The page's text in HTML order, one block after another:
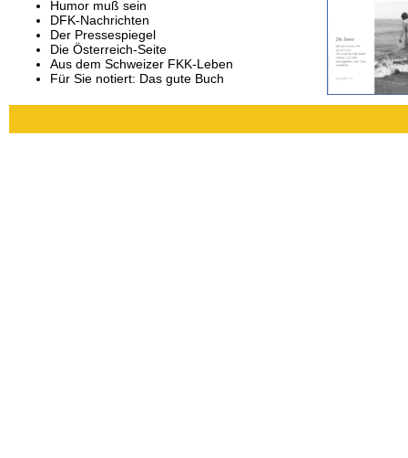
Humor muß sein
DFK-Nachrichten
Der Pressespiegel
Die Österreich-Seite
Aus dem Schweizer FKK-Leben
Für Sie notiert: Das gute Buch